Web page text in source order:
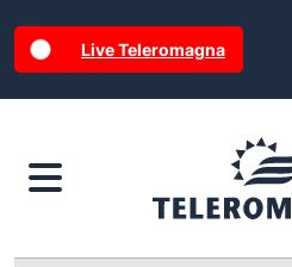
Live Teleromagna